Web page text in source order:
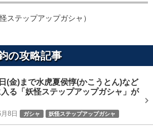
ステップアップガシャ）
の攻略記事
(金)まで水虎夏侯惇(かこうとん)など
る「妖怪ステップアップガシャ」が
8日 ガシャ 妖怪ステップアップガシャ